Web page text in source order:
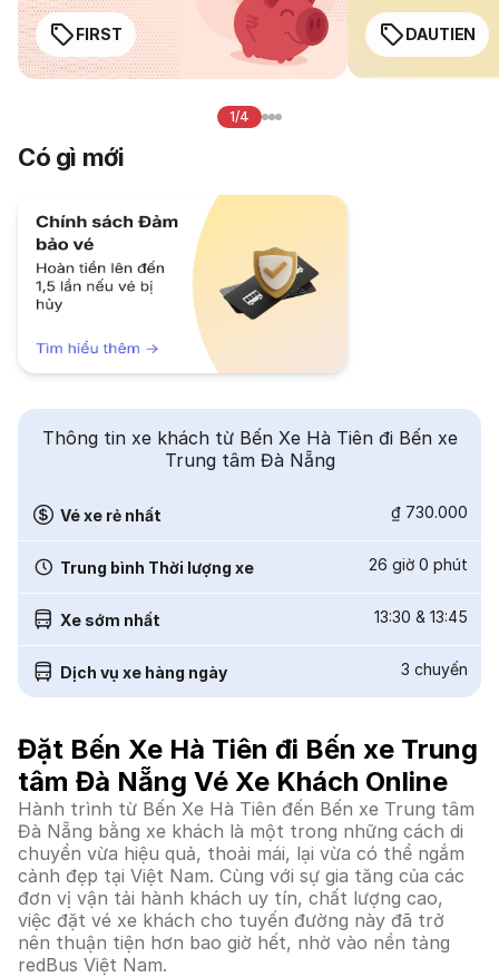
FIRST DAUTIEN
1/4
Có gì mới
Thông tin xe khách từ Bến Xe Hà Tiên đi Bến xe
Trung tâm Đà Nẵng
Vé xe rẻ nhất ₫ 730.000
Trung bình Thời lượng xe 26 giờ 0 phút
Xe sớm nhất 13:30 & 13:45
Dịch vụ xe hàng ngày 3 chuyến
Đặt Bến Xe Hà Tiên đi Bến xe Trung
tâm Đà Nẵng Vé Xe Khách Online
Hành trình từ Bến Xe Hà Tiên đến Bến xe Trung tâm
Đà Nẵng bằng xe khách là một trong những cách di
chuyển vừa hiệu quả, thoải mái, lại vừa có thể ngắm
cảnh đẹp tại Việt Nam. Cùng với sự gia tăng của các
đơn vị vận tải hành khách uy tín, chất lượng cao,
việc đặt vé xe khách cho tuyến đường này đã trở
nên thuận tiện hơn bao giờ hết, nhờ vào nền tảng
redBus Việt Nam.